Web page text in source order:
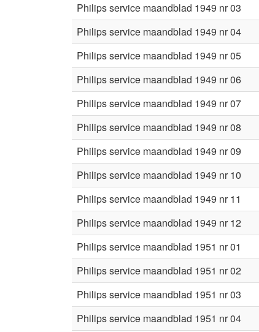
Philips service maandblad 1949 nr 03
Philips service maandblad 1949 nr 04
Philips service maandblad 1949 nr 05
Philips service maandblad 1949 nr 06
Philips service maandblad 1949 nr 07
Philips service maandblad 1949 nr 08
Philips service maandblad 1949 nr 09
Philips service maandblad 1949 nr 10
Philips service maandblad 1949 nr 11
Philips service maandblad 1949 nr 12
Philips service maandblad 1951 nr 01
Philips service maandblad 1951 nr 02
Philips service maandblad 1951 nr 03
Philips service maandblad 1951 nr 04